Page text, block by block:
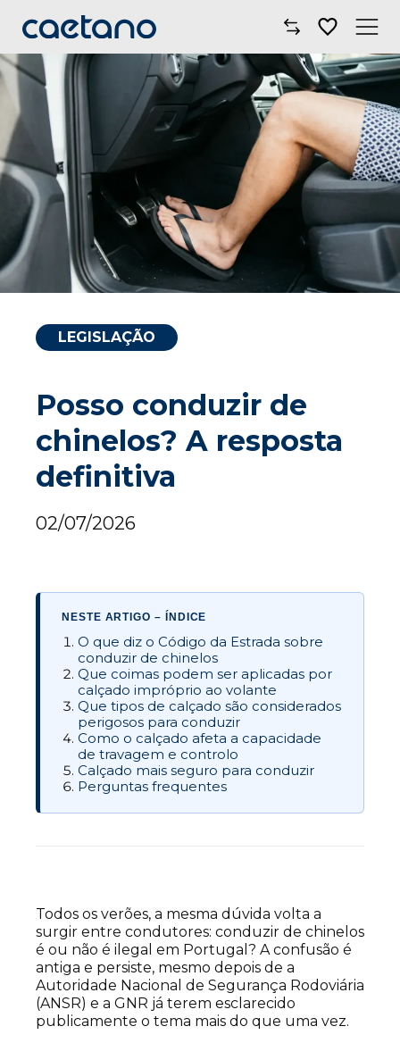
Comprar Carro
Oficinas
Electric Move
Mobilidade
Onde Estamos
LEGISLAÇÃO
Posso conduzir de
chinelos? A resposta
definitiva
02/07/2026
NESTE ARTIGO – ÍNDICE
O que diz o Código da Estrada sobre
conduzir de chinelos
Que coimas podem ser aplicadas por
calçado impróprio ao volante
Que tipos de calçado são considerados
perigosos para conduzir
Como o calçado afeta a capacidade
de travagem e controlo
Calçado mais seguro para conduzir
Perguntas frequentes
Todos os verões, a mesma dúvida volta a
surgir entre condutores: conduzir de chinelos
é ou não é ilegal em Portugal? A confusão é
antiga e persiste, mesmo depois de a
Autoridade Nacional de Segurança Rodoviária
(ANSR) e a GNR já terem esclarecido
publicamente o tema mais do que uma vez.